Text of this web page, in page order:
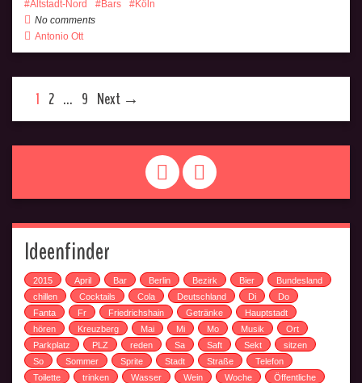
Altstadt-Nord Bars
Köln
No comments
Antonio Ott
1 2 … 9 Next →
Ideenfinder
2015 April Bar Berlin Bezirk Bier
Bundesland
chillen
Cocktails Cola Deutschland Di
Do
Fanta
Fr Friedrichshain Getränke
Hauptstadt
hören
Kreuzberg Mai Mi Mo Musik
Ort
Parkplatz
PLZ reden Sa Saft Sekt
sitzen
So
Sommer Sprite Stadt Straße
Telefon
Toilette
trinken Wasser Wein Woche
Öffentliche